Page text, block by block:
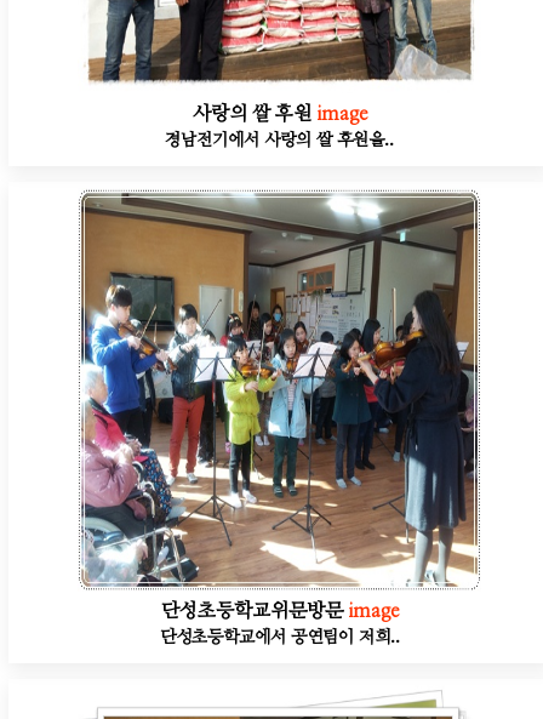
사랑의 쌀 후원 image
경남전기에서 사랑의 쌀 후원을..
단성초등학교위문방문 image
단성초등학교에서 공연팀이 저희..